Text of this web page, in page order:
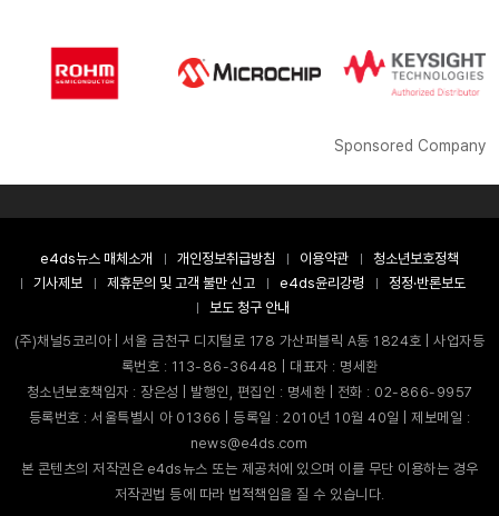
Sponsored Company
e4ds뉴스 매체소개 개인정보취급방침 이용약관
청소년보호정책
기사제보
제휴문의 및 고객 불만 신고 e4ds윤리강령
정정·반론보도
보도 청구 안내
(주)채널5코리아 | 서울 금천구 디지털로 178 가산퍼블릭 A동 1824호 | 사업자등
록번호 : 113-86-36448 | 대표자 : 명세환
청소년보호책임자 : 장은성 | 발행인, 편집인 : 명세환 | 전화 : 02-866-9957
등록번호 : 서울특별시 아 01366 | 등록일 : 2010년 10월 40일 | 제보메일 :
news@e4ds.com
본 콘텐츠의 저작권은 e4ds뉴스 또는 제공처에 있으며 이를 무단 이용하는 경우
저작권법 등에 따라 법적책임을 질 수 있습니다.